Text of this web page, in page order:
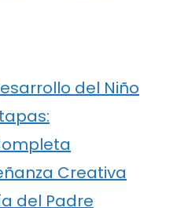
del Niño
Creativa
del Padre